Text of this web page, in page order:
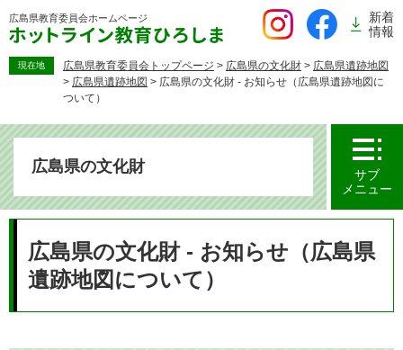
ー
で
す。
広島県教育委員会ホームページ
新着
情報
現在地 広島県教育委員会トップページ > 広島県の文化財 > 広島県遺跡地図
> 広島県遺跡地図 > 広島県の文化財 - お知らせ（広島県遺跡地図に
ついて）
広島県の文化財
サブ
メニュー
広島県の文化財 - お知らせ（広島県
遺跡地図について）